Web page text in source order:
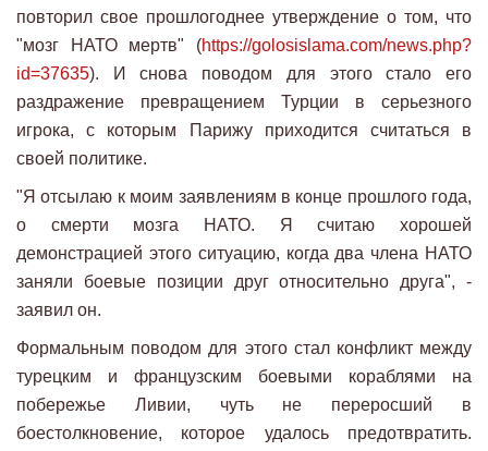
повторил свое прошлогоднее утверждение о том, что
"мозг НАТО мертв" (https://golosislama.com/news.php?
id=37635). И снова поводом для этого стало его
раздражение превращением Турции в серьезного
игрока, с которым Парижу приходится считаться в
своей политике.
"Я отсылаю к моим заявлениям в конце прошлого года,
о смерти мозга НАТО. Я считаю хорошей
демонстрацией этого ситуацию, когда два члена НАТО
заняли боевые позиции друг относительно друга", -
заявил он.
Формальным поводом для этого стал конфликт между
турецким и французским боевыми кораблями на
побережье Ливии, чуть не переросший в
боестолкновение, которое удалось предотвратить.